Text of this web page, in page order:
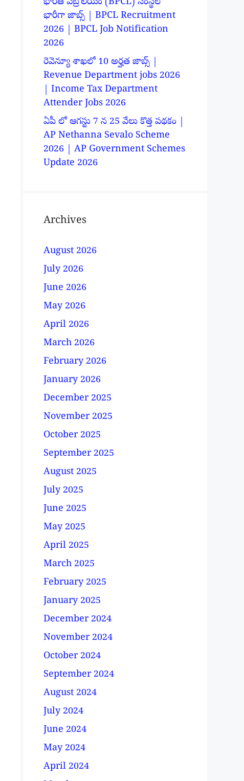
భారీగా జాబ్స్ | BPCL Recruitment
2026 | BPCL Job Notification
2026
రెవెన్యూ శాఖలో 10 అర్హత జాబ్స్ |
Revenue Department jobs 2026
| Income Tax Department
Attender Jobs 2026
ఏపీ లో ఆగస్టు 7 న 25 వేలు కొత్త పథకం |
AP Nethanna Sevalo Scheme
2026 | AP Government Schemes
Update 2026
Archives
August 2026
July 2026
June 2026
May 2026
April 2026
March 2026
February 2026
January 2026
December 2025
November 2025
October 2025
September 2025
August 2025
July 2025
June 2025
May 2025
April 2025
March 2025
February 2025
January 2025
December 2024
November 2024
October 2024
September 2024
August 2024
July 2024
June 2024
May 2024
April 2024